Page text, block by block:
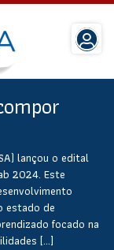
lançou o edital
2024. Este
estado de
focado na
[…]